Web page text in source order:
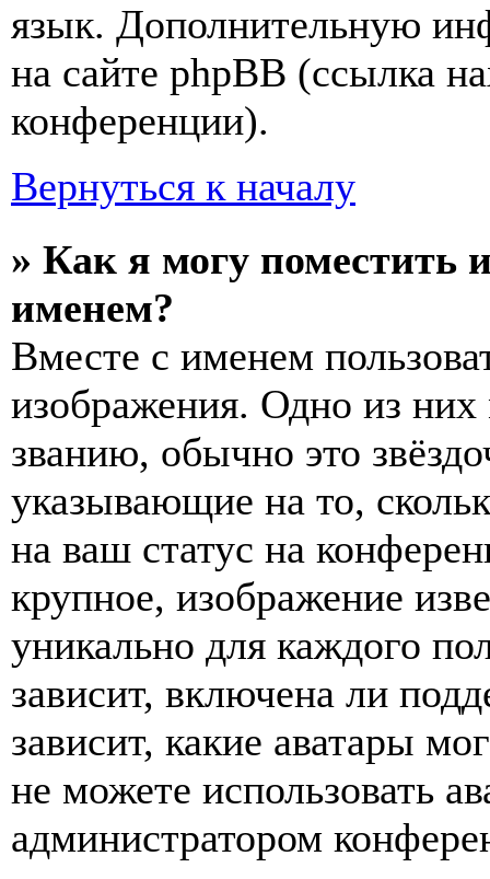
язык. Дополнительную
на сайте phpBB (ссылка
конференции).
Вернуться к началу
» Как я могу поместить
именем?
Вместе с именем
изображения. Одно из
званию, обычно это
указывающие на то,
на ваш статус на
крупное, изображение
уникально для каждого
зависит, включена ли
зависит, какие аватары
не можете использовать
администратором